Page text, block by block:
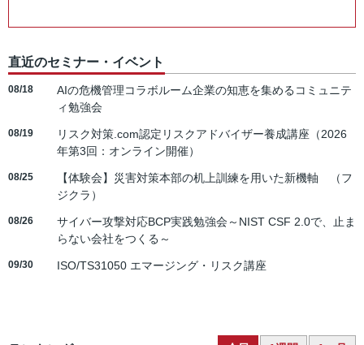
直近のセミナー・イベント
08/18
AIの危機管理コラボルーム企業の知恵を集めるコミュニテ
ィ勉強会
08/19
リスク対策.com認定リスクアドバイザー養成講座（2026
年第3回：オンライン開催）
08/25
【体験会】災害対策本部の机上訓練を用いた新機軸 （フ
ジクラ）
08/26
サイバー攻撃対応BCP実践勉強会～NIST CSF 2.0で、止ま
らない会社をつくる～
09/30 ISO/TS31050 エマージング・リスク講座